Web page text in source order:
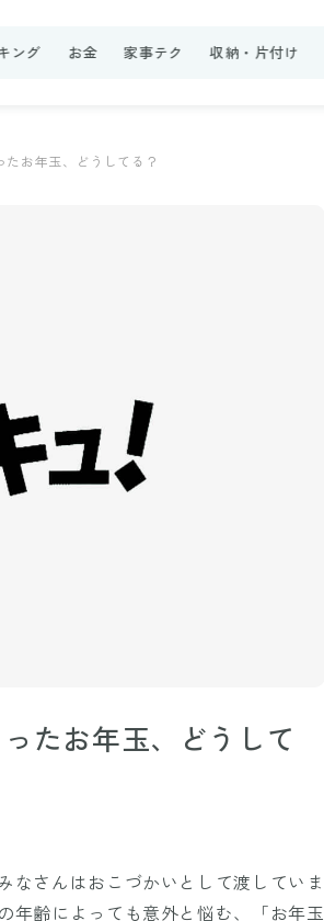
ング お金 家事テク 収納・片付け
お年玉、どうしてる？
たお年玉、どうして
なさんはおこづかいとして渡していま
齢によっても意外と悩む、「お年玉